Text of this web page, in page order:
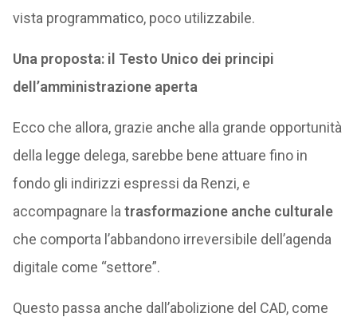
vista programmatico, poco utilizzabile.
Una proposta: il Testo Unico dei principi
dell’amministrazione aperta
Ecco che allora, grazie anche alla grande opportunità
della legge delega, sarebbe bene attuare fino in
fondo gli indirizzi espressi da Renzi, e
accompagnare la trasformazione anche culturale
che comporta l’abbandono irreversibile dell’agenda
digitale come “settore”.
Questo passa anche dall’abolizione del CAD, come